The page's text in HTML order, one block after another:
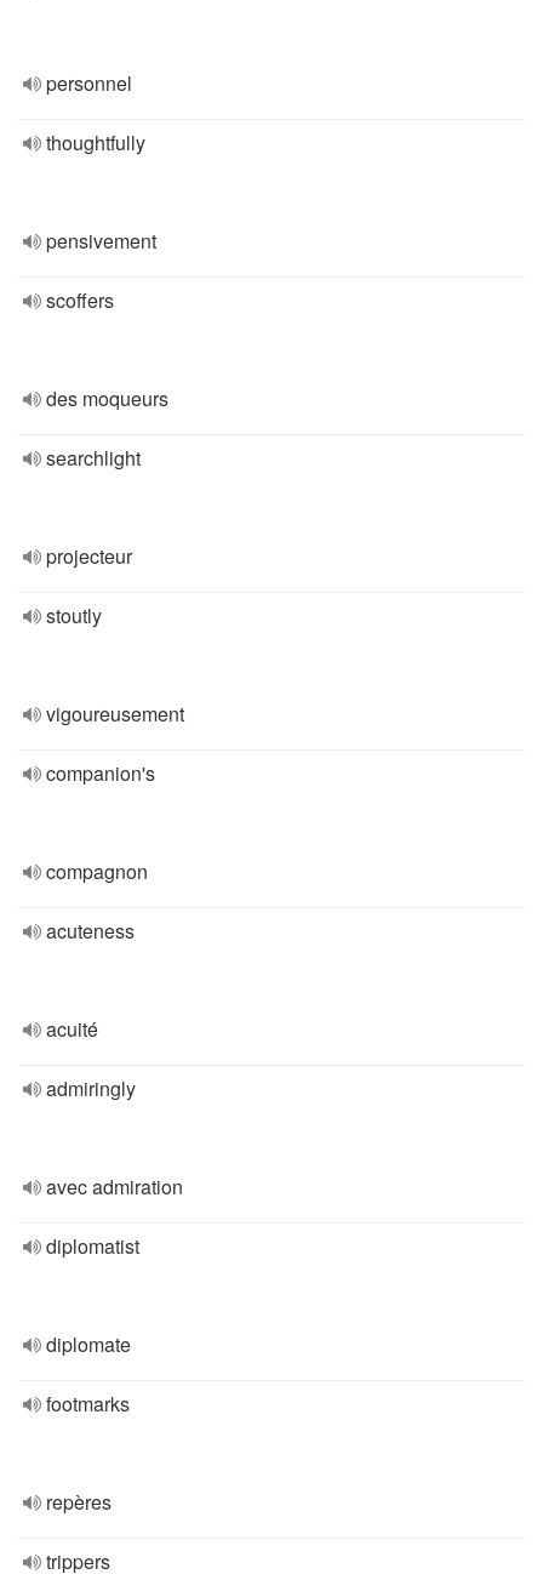
personnel
thoughtfully
pensivement
scoffers
des moqueurs
searchlight
projecteur
stoutly
vigoureusement
companion's
compagnon
acuteness
acuité
admiringly
avec admiration
diplomatist
diplomate
footmarks
repères
trippers